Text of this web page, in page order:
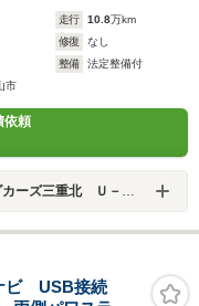
走行 10.8万km
修復
なし
整備
法定整備付
市
依頼
－Ｓｅｌｅｃｔ亀山長明寺
ビ USB接続